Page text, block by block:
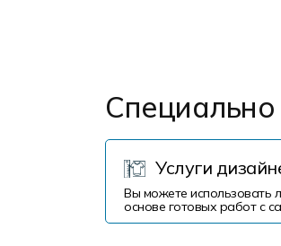
Специально
Услуги
Вы можете использовать
основе готовых работ с